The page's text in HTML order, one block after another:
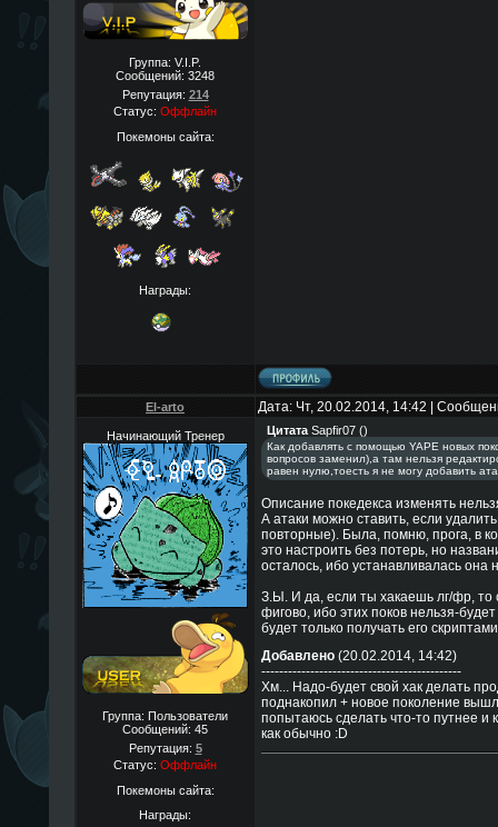
Группа: V.I.P.
Сообщений: 3248
Репутация: 214
Статус: Оффлайн
Покемоны сайта:
Награды:
El-arto Дата: Чт, 20.02.2014, 14:42 |
Начинающий Тренер
Группа: Пользователи
Сообщений: 45
Репутация: 5
Статус: Оффлайн
Покемоны сайта:
Награды:
Цитата Sapfir07()
Как добавлять с помощью YAPE новых
вопросов заменил),а там нельзя
равен нулю,тоесть я не могу добавить
Описание покедекса изменять
А атаки можно ставить, если
повторные). Была, помню, прога, в
это настроить без потерь, но
осталось, ибо устанавливалась она
З.Ы. И да, если ты хакаешь лг/фр, то
фигово, ибо этих поков нельзя-
будет только получать его
Добавлено(20.02.2014, 14:42)
---------------------------------------------
Хм... Надо-будет свой хак делать
поднакопил + новое поколение
попытаюсь сделать что-то путнее и
как обычно :D